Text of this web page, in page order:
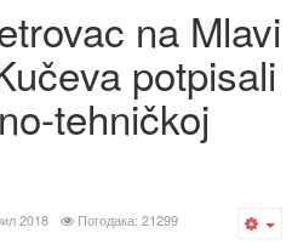
na Mlavi
potpisali
tehničkoj
2018 Погодака: 21299